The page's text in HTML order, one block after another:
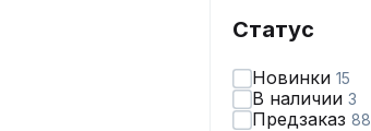
Статус
Новинки 15
В наличии 3
Предзаказ 88